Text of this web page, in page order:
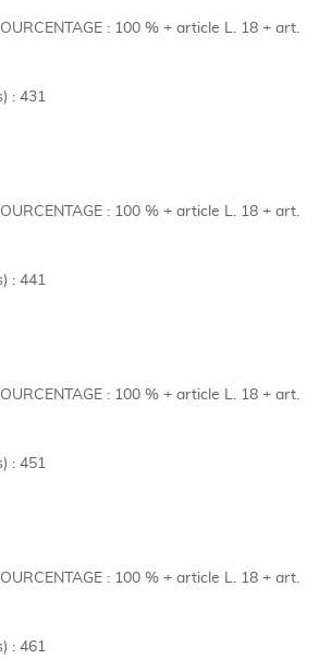
: 100 % + article L. 18 + art.
: 431
: 100 % + article L. 18 + art.
: 441
: 100 % + article L. 18 + art.
: 451
: 100 % + article L. 18 + art.
: 461